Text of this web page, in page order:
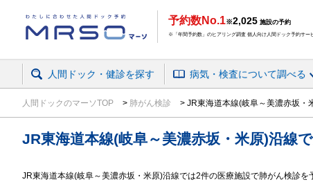
予約数No.1※2,025 施設の予約
※「年間予約数」のヒアリング調査 個人向け人間ドック予約サー
人間ドック・健診を探す 病気・検査について調べる
人間ドックのマーソTOP 肺がん検診 JR東海道本線(岐阜～美濃赤坂・
JR東海道本線(岐阜～美濃赤坂・米原)沿線で
JR東海道本線(岐阜～美濃赤坂・米原)沿線では2件の医療施設で肺がん検診